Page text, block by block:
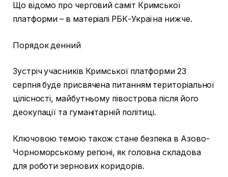
Що відомо про черговий саміт Кримської
платформи – в матеріалі РБК-Україна нижче.
Порядок денний
Зустріч учасників Кримської платформи 23
серпня буде присвячена питанням територіальної
цілісності, майбутньому півострова після його
деокупації та гуманітарній політиці.
Ключовою темою також стане безпека в Азово-
Чорноморському регіоні, як головна складова
для роботи зернових коридорів.